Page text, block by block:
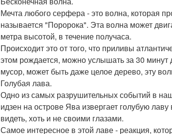
Мечта любого серфера - это волна, которая
называется "Поророка". Эта волна может
метра высотой, в течение получаса.
Происходит это от того, что приливы
этом рождается, можно услышать за 30 минут
мусор, может быть даже целое дерево, эту
Голубая лава.
Одно из самых разрушительных событий в
идзен на острове Ява извергает голубую
видеть, хоть и не своими глазами.
Самое интересное в этой лаве - реакция,